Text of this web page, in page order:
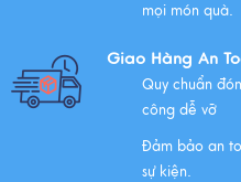
Xem thêm
Chúc mừng chị Nguyễn Thị
mọi món quà.
Giao Hàng An
Quy chuẩn
công dễ vỡ
Đảm bảo an
sự kiện.